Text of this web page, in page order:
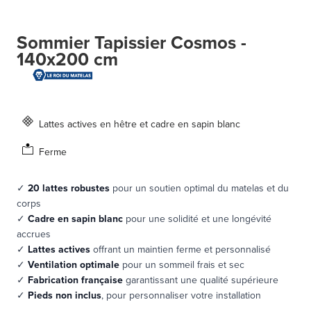
Sommier Tapissier Cosmos -
140x200 cm
Lattes actives en hêtre et cadre en sapin blanc
Ferme
✓ 20 lattes robustes pour un soutien optimal du matelas et du
corps
✓ Cadre en sapin blanc pour une solidité et une longévité
accrues
✓ Lattes actives offrant un maintien ferme et personnalisé
✓ Ventilation optimale pour un sommeil frais et sec
✓ Fabrication française garantissant une qualité supérieure
✓ Pieds non inclus, pour personnaliser votre installation